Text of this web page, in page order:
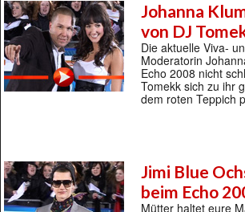
Johanna
von DJ
Die aktuelle Viva-
Moderatorin
Echo 2008 nicht
Tomekk sich zu ihr
dem roten Teppich
Jimi Blue
beim Echo
Mütter haltet eure